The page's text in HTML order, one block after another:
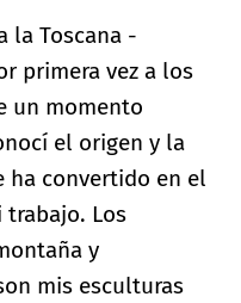
la Toscana -
primera vez a los
un momento
el origen y la
ha convertido en el
Los
y
mis esculturas